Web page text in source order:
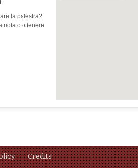
la palestra?
nota o ottenere
Credits